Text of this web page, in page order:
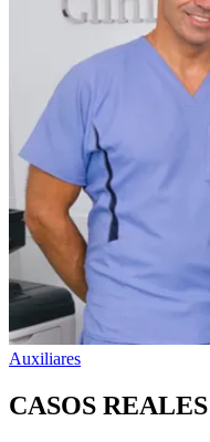
Auxiliares
CASOS REALES